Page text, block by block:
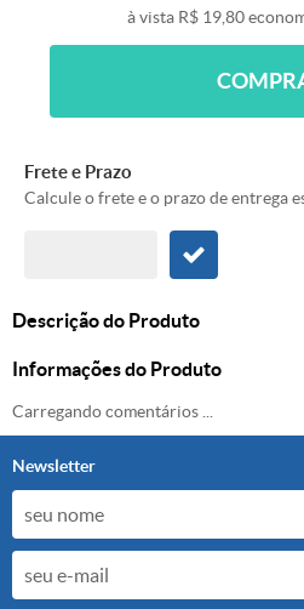
à vista R$ 19,80
Frete e Prazo
Calcule o frete e o prazo de entrega
Descrição do Produto
Informações do Produto
Carregando comentários ...
Newsletter